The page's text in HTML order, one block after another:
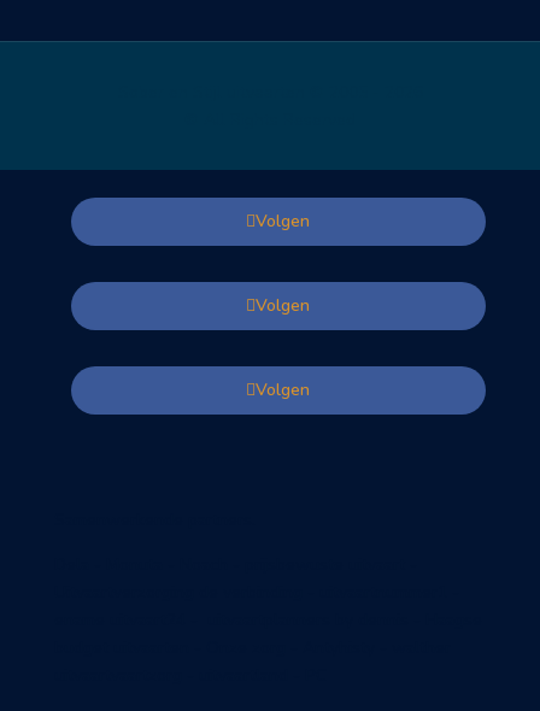
Volgen
Volgen
Volgen